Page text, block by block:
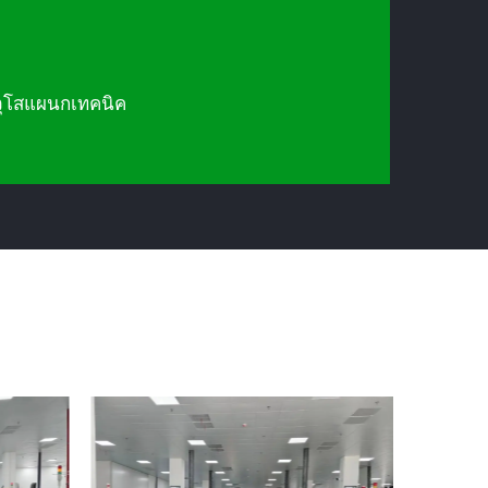
สแผนกเทคนิค